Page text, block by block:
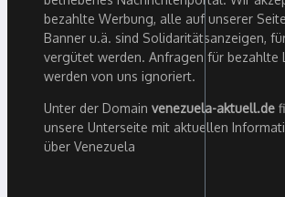
bezahlte Werbung, alle auf unserer
Banner u.ä. sind Solidaritätsanzeigen,
vergütet werden. Anfragen für bezahlte
werden von uns ignoriert.
Unter der Domain venezuela-aktuell.de
unsere Unterseite mit aktuellen
über Venezuela